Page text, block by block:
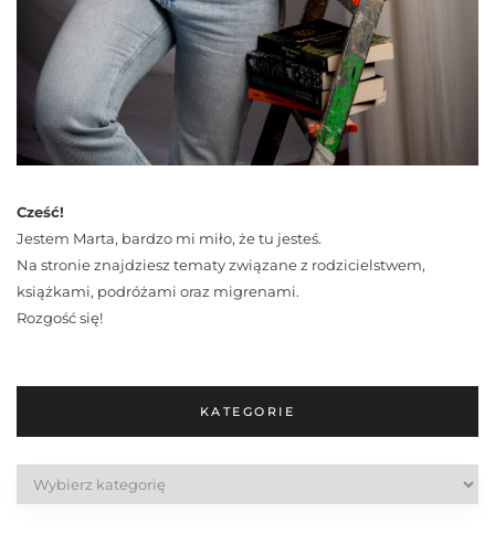
Cześć!
Jestem Marta, bardzo mi miło, że tu jesteś.
Na stronie znajdziesz tematy związane z rodzicielstwem,
książkami, podróżami oraz migrenami.
Rozgość się!
KATEGORIE
Kategorie